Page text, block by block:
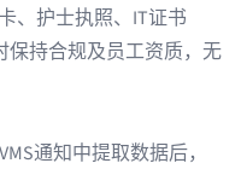
、护士执照、IT证书
保持合规及员工资质，无
通知中提取数据后，